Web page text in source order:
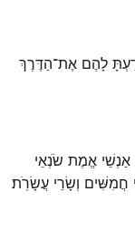
לָהֶם אֶת־הַדֶּרֶךְ
אַנְשֵׁי אֱמֶת שֹׂנְאֵי
וְשָׂרֵי עֲשָׂרֹֽת׃